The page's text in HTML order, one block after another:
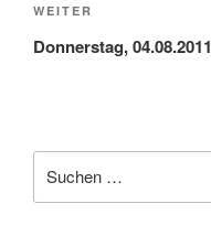
Nächster
Beitrag
WEITER
Donnerstag, 04.08.2011
nach: